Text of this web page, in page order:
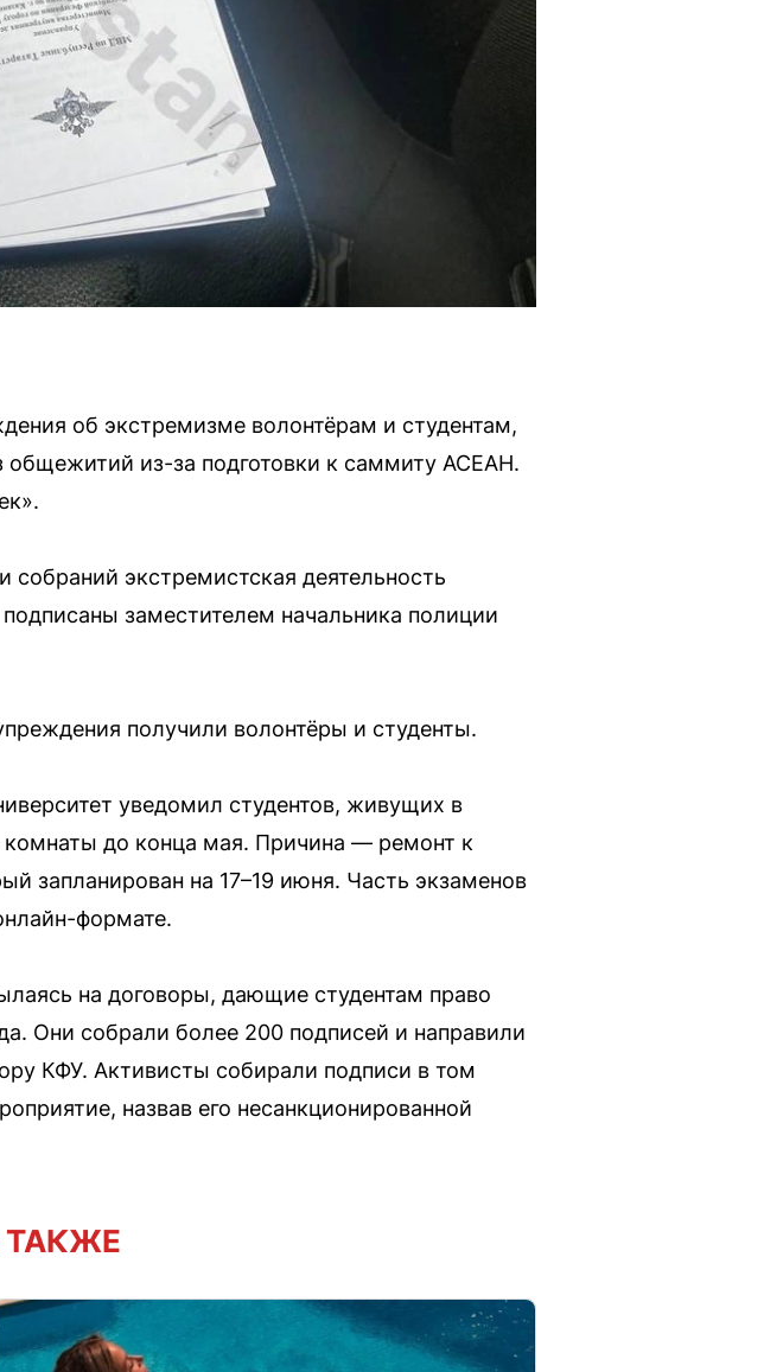
об экстремизме волонтёрам и студентам,
общежитий из-за подготовки к саммиту АСЕАН.
собраний экстремистская деятельность
заместителем начальника полиции
получили волонтёры и студенты.
уведомил студентов, живущих в
до конца мая. Причина — ремонт к
запланирован на 17–19 июня. Часть экзаменов
формате.
на договоры, дающие студентам право
Они собрали более 200 подписей и направили
КФУ. Активисты собирали подписи в том
назвав его несанкционированной
ТАКЖЕ